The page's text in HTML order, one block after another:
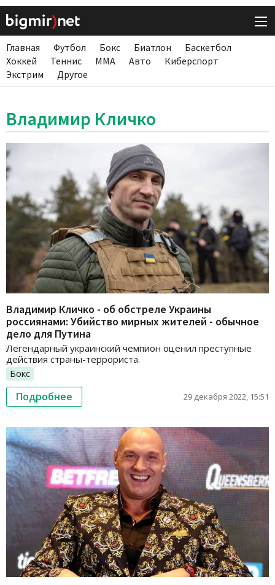
Главная Футбол Бокс Биатлон
Баскетбол
Хоккей
Теннис ММА Авто
Киберспорт
Экстрим
Другое
Владимир Кличко
Владимир Кличко - об обстреле Украины
россиянами: Убийство мирных жителей - обычное
дело для Путина
Легендарный украинский чемпион оценил преступные
действия страны-террориста.
Бокс
Подробнее 29 декабря 2022, 15:51